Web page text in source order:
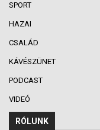
SPORT
HAZAI
CSALÁD
KÁVÉSZÜNET
PODCAST
VIDEÓ
RÓLUNK